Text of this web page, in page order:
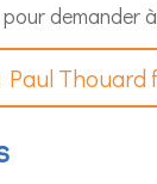
demander
Thouard